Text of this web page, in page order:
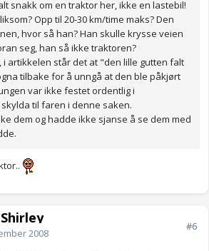
snakk om en traktor her, ikke en lastebil!
Opp til 20-30 km/time maks? Den
hvor så han? Han skulle krysse veien
seg, han så ikke traktoren?
i artikkelen står det at "den lille gutten falt
tilbake for å unngå at den ble påkjørt
var ikke festet ordentlig i
til faren i denne saken.
dem og hadde ikke sjanse å se dem med
2008
#6